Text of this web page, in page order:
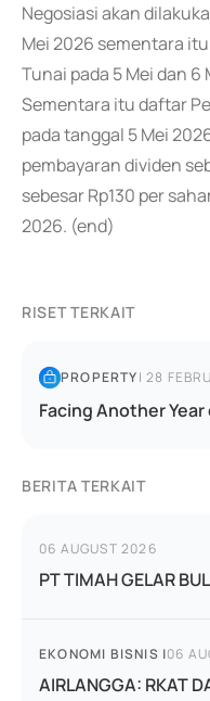
Negosiasi akan
Mei 2026 sementara
Tunai pada 5 Mei dan 6
Sementara itu daftar
pada tanggal 5 Mei
pembayaran dividen
sebesar Rp130 per
2026. (end)
RISET TERKAIT
PROPERTY|28
Facing Another
BERITA TERKAIT
06 AUGUST 2026
PT TIMAH GELAR
EKONOMI BISNIS |06
AIRLANGGA: RKAT